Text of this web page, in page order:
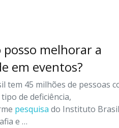
melhorar a
em eventos?
tem 45 milhões de pessoas
de deficiência,
pesquisa do Instituto
e …